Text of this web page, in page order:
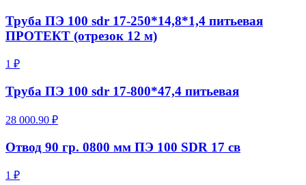
Труба ПЭ 100 sdr 17-250*14,8*1,4 питьевая
ПРОТЕКТ (отрезок 12 м)
1 ₽
Труба ПЭ 100 sdr 17-800*47,4 питьевая
28 000.90 ₽
Отвод 90 гр. 0800 мм ПЭ 100 SDR 17 св
1 ₽